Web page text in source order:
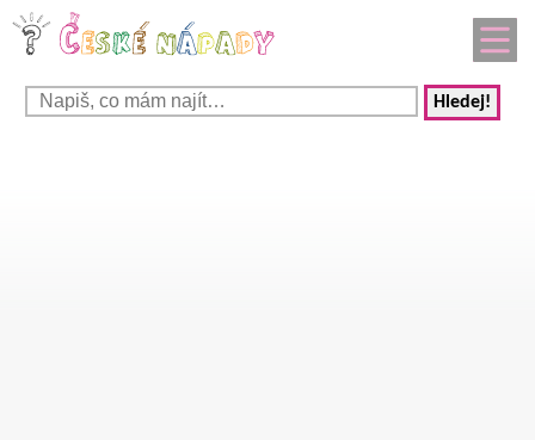
Hledej!